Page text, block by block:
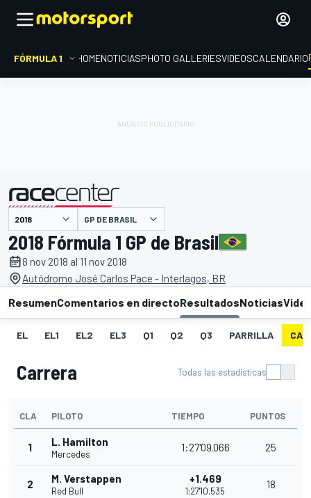
FÓRMULA 1 HOMENOTICIASPHOTO GALLERIESVIDEOSCALENDARIO
presentado por GP DE BRASIL
2018 Fórmula 1 GP de Brasil
8 nov 2018 al 11 nov 2018
Autódromo José Carlos Pace - Interlagos, BR
ResumenComentarios en directoResultadosNoticias
EL EL1 EL2 EL3 Q1 Q2 Q3 PARRILLA
Carrera Todas las estadísticas
CLA PILOTO TIEMPO PUNTOS
1 L. Hamilton
Mercedes
1:27'09.066 25
2 M. Verstappen
Red Bull
+1.469
1:27'10.535
18